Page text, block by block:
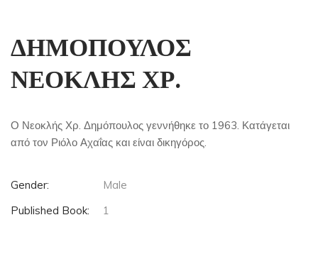
ΔΗΜΟΠΟΥΛΟΣ
ΝΕΟΚΛΗΣ ΧΡ.
Ο Νεοκλής Χρ. Δημόπουλος γεννήθηκε το 1963. Κατάγεται
από τον Ριόλο Αχαΐας και είναι δικηγόρος.
Gender:
Male
Published Book:
1